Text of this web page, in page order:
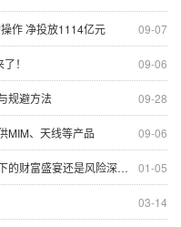
09-07
作 净投放1114亿元
09-06
！
09-28
规避方法
09-06
MIM、天线等产品
01-05
富盛宴还是风险深渊？
03-14